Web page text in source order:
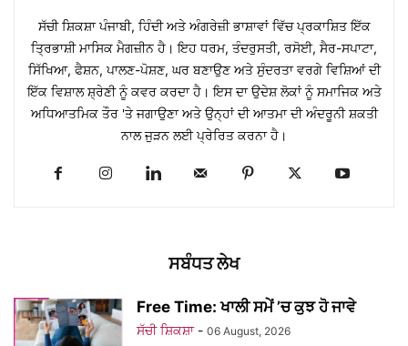
ਸੱਚੀ ਸ਼ਿਕਸ਼ਾ ਪੰਜਾਬੀ, ਹਿੰਦੀ ਅਤੇ ਅੰਗਰੇਜ਼ੀ ਭਾਸ਼ਾਵਾਂ ਵਿੱਚ ਪ੍ਰਕਾਸ਼ਿਤ ਇੱਕ
ਤ੍ਰਿਭਾਸ਼ੀ ਮਾਸਿਕ ਮੈਗਜ਼ੀਨ ਹੈ। ਇਹ ਧਰਮ, ਤੰਦਰੁਸਤੀ, ਰਸੋਈ, ਸੈਰ-ਸਪਾਟਾ,
ਸਿੱਖਿਆ, ਫੈਸ਼ਨ, ਪਾਲਣ-ਪੋਸ਼ਣ, ਘਰ ਬਣਾਉਣ ਅਤੇ ਸੁੰਦਰਤਾ ਵਰਗੇ ਵਿਸ਼ਿਆਂ ਦੀ
ਇੱਕ ਵਿਸ਼ਾਲ ਸ਼੍ਰੇਣੀ ਨੂੰ ਕਵਰ ਕਰਦਾ ਹੈ। ਇਸ ਦਾ ਉਦੇਸ਼ ਲੋਕਾਂ ਨੂੰ ਸਮਾਜਿਕ ਅਤੇ
ਅਧਿਆਤਮਿਕ ਤੌਰ 'ਤੇ ਜਗਾਉਣਾ ਅਤੇ ਉਨ੍ਹਾਂ ਦੀ ਆਤਮਾ ਦੀ ਅੰਦਰੂਨੀ ਸ਼ਕਤੀ
ਨਾਲ ਜੁੜਨ ਲਈ ਪ੍ਰੇਰਿਤ ਕਰਨਾ ਹੈ।
ਸਬੰਧਤ ਲੇਖ
Free Time: ਖਾਲੀ ਸਮੇਂ ’ਚ ਕੁਝ ਹੋ ਜਾਵੇ
ਸੱਚੀ ਸ਼ਿਕਸ਼ਾ - 06 August, 2026